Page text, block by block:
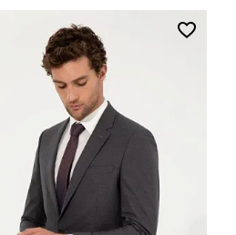
Добавить в корзину